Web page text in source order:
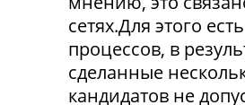
сетях.Для этого
процессов, в
сделанные
кандидатов не